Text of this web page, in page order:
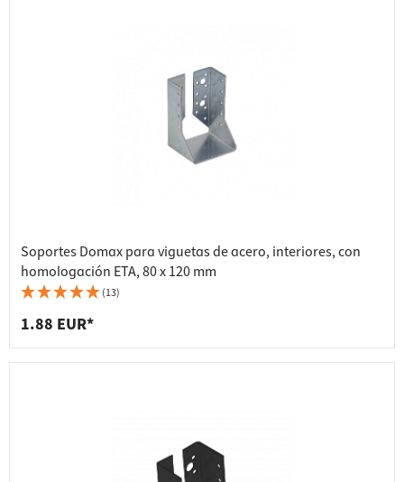
Soportes Domax para viguetas de acero, interiores, con
homologación ETA, 80 x 120 mm
(13)
1.88 EUR*